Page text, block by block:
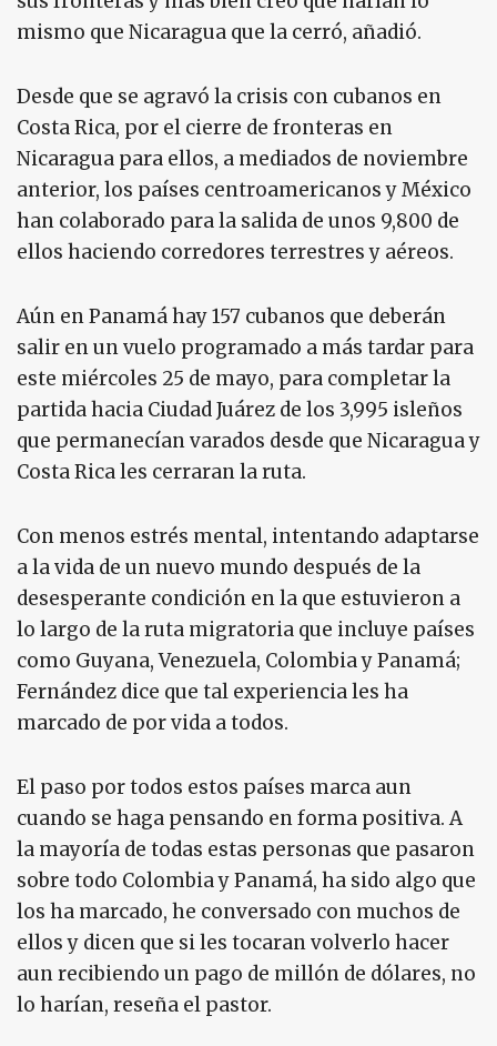
mismo que Nicaragua que la cerró, añadió.
Desde que se agravó la crisis con cubanos en
Costa Rica, por el cierre de fronteras en
Nicaragua para ellos, a mediados de noviembre
anterior, los países centroamericanos y México
han colaborado para la salida de unos 9,800 de
ellos haciendo corredores terrestres y aéreos.
Aún en Panamá hay 157 cubanos que deberán
salir en un vuelo programado a más tardar para
este miércoles 25 de mayo, para completar la
partida hacia Ciudad Juárez de los 3,995 isleños
que permanecían varados desde que Nicaragua y
Costa Rica les cerraran la ruta.
Con menos estrés mental, intentando adaptarse
a la vida de un nuevo mundo después de la
desesperante condición en la que estuvieron a
lo largo de la ruta migratoria que incluye países
como Guyana, Venezuela, Colombia y Panamá;
Fernández dice que tal experiencia les ha
marcado de por vida a todos.
El paso por todos estos países marca aun
cuando se haga pensando en forma positiva. A
la mayoría de todas estas personas que pasaron
sobre todo Colombia y Panamá, ha sido algo que
los ha marcado, he conversado con muchos de
ellos y dicen que si les tocaran volverlo hacer
aun recibiendo un pago de millón de dólares, no
lo harían, reseña el pastor.